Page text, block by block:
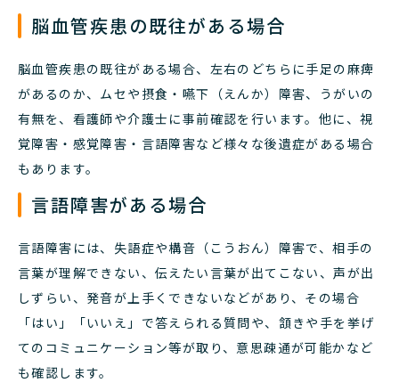
脳血管疾患の既往がある場合
脳血管疾患の既往がある場合、左右のどちらに手足の麻痺
があるのか、ムセや摂食・嚥下（えんか）障害、うがいの
有無を、看護師や介護士に事前確認を行います。他に、視
覚障害・感覚障害・言語障害など様々な後遺症がある場合
もあります。
言語障害がある場合
言語障害には、失語症や構音（こうおん）障害で、相手の
言葉が理解できない、伝えたい言葉が出てこない、声が出
しずらい、発音が上手くできないなどがあり、その場合
「はい」「いいえ」で答えられる質問や、頷きや手を挙げ
てのコミュニケーション等が取り、意思疎通が可能かなど
も確認します。